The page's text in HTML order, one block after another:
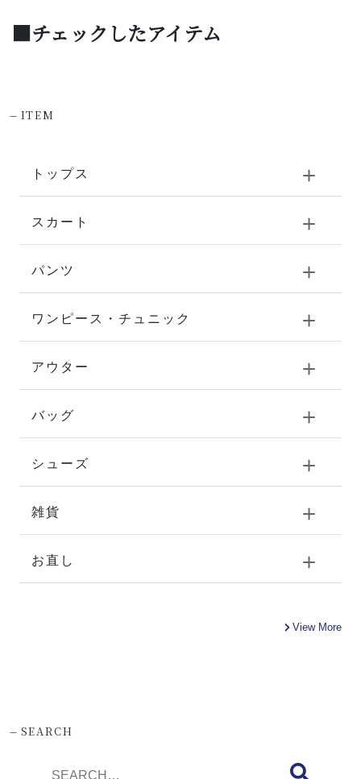
■チェックしたアイテム
-ITEM
トップス
スカート
パンツ
ワンピース・チュニック
アウター
バッグ
シューズ
雑貨
お直し
View More
-SEARCH